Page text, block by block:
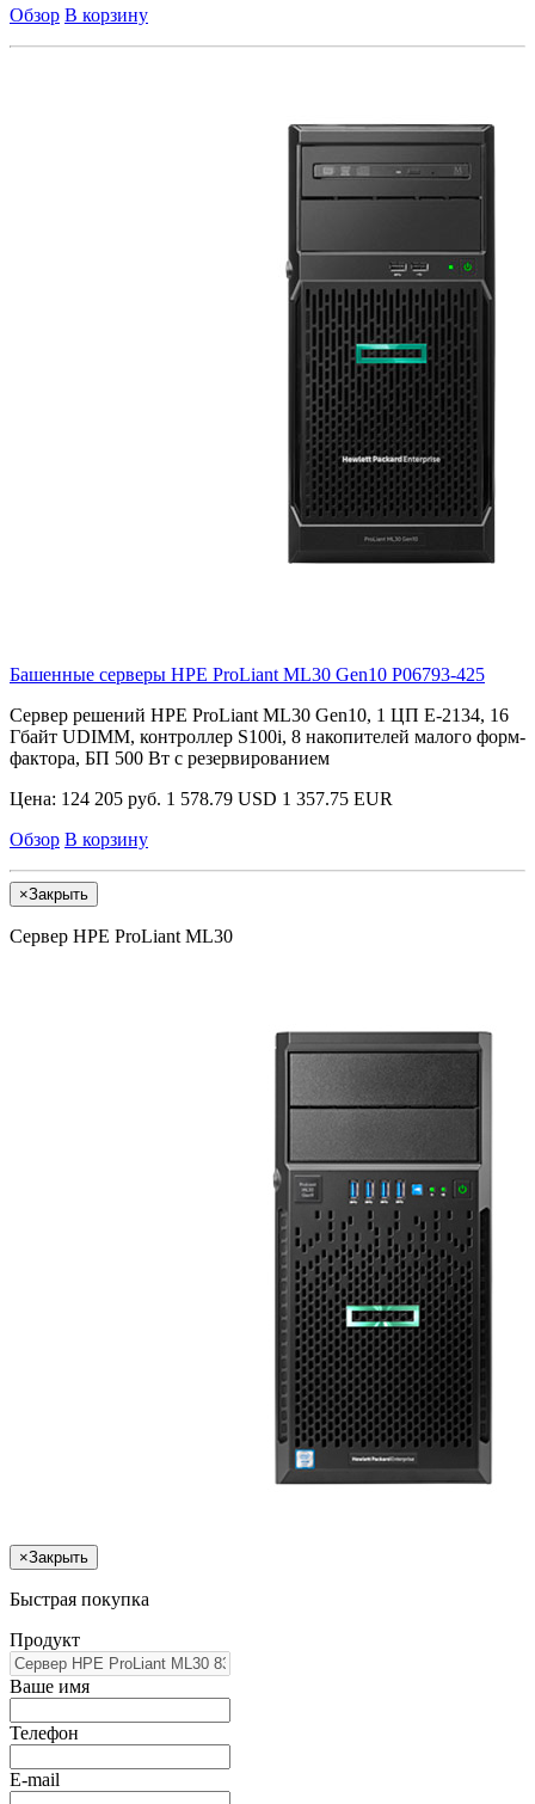
Обзор В корзину
Башенные серверы HPE ProLiant ML30 Gen10 P06793-425
Сервер решений HPE ProLiant ML30 Gen10, 1 ЦП E-2134, 16
Гбайт UDIMM, контроллер S100i, 8 накопителей малого форм-
фактора, БП 500 Вт с резервированием
Цена: 124 205 руб. 1 578.79 USD 1 357.75 EUR
Обзор В корзину
×Закрыть
Сервер HPE ProLiant ML30
×Закрыть
Быстрая покупка
Продукт
Ваше имя
Телефон
E-mail